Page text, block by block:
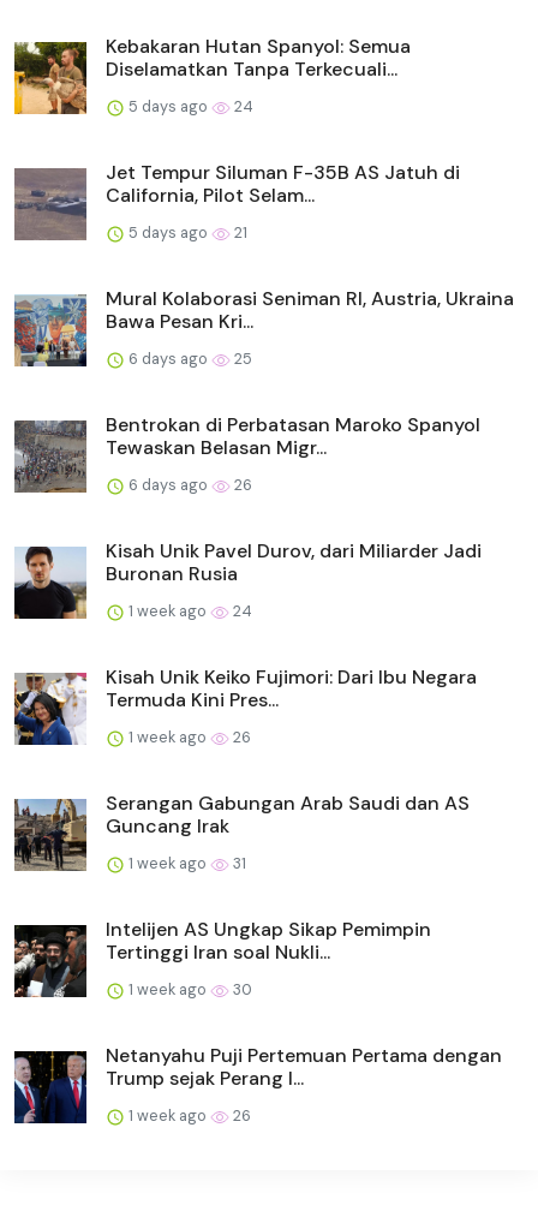
Kebakaran Hutan Spanyol: Semua
Diselamatkan Tanpa Terkecuali...
5 days ago 24
Jet Tempur Siluman F-35B AS Jatuh di
California, Pilot Selam...
5 days ago 21
Mural Kolaborasi Seniman RI, Austria, Ukraina
Bawa Pesan Kri...
6 days ago 25
Bentrokan di Perbatasan Maroko Spanyol
Tewaskan Belasan Migr...
6 days ago 26
Kisah Unik Pavel Durov, dari Miliarder Jadi
Buronan Rusia
1 week ago 24
Kisah Unik Keiko Fujimori: Dari Ibu Negara
Termuda Kini Pres...
1 week ago 26
Serangan Gabungan Arab Saudi dan AS
Guncang Irak
1 week ago 31
Intelijen AS Ungkap Sikap Pemimpin
Tertinggi Iran soal Nukli...
1 week ago 30
Netanyahu Puji Pertemuan Pertama dengan
Trump sejak Perang I...
1 week ago 26